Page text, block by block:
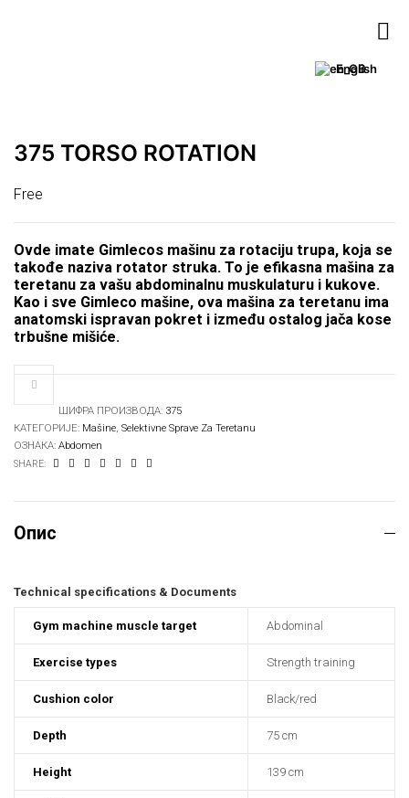
English
375 TORSO ROTATION
Free
Ovde imate Gimlecos mašinu za rotaciju trupa, koja se
takođe naziva rotator struka. To je efikasna mašina za
teretanu za vašu abdominalnu muskulaturu i kukove.
Kao i sve Gimleco mašine, ova mašina za teretanu ima
anatomski ispravan pokret i između ostalog jača kose
trbušne mišiće.
ШИФРА ПРОИЗВОДА: 375
КАТЕГОРИЈЕ: Mašine, Selektivne Sprave Za Teretanu
ОЗНАКА: Abdomen
SHARE:
Опис
Technical specifications & Documents
Gym machine muscle target Abdominal
Exercise types Strength training
Cushion color Black/red
Depth 75 cm
Height 139 cm